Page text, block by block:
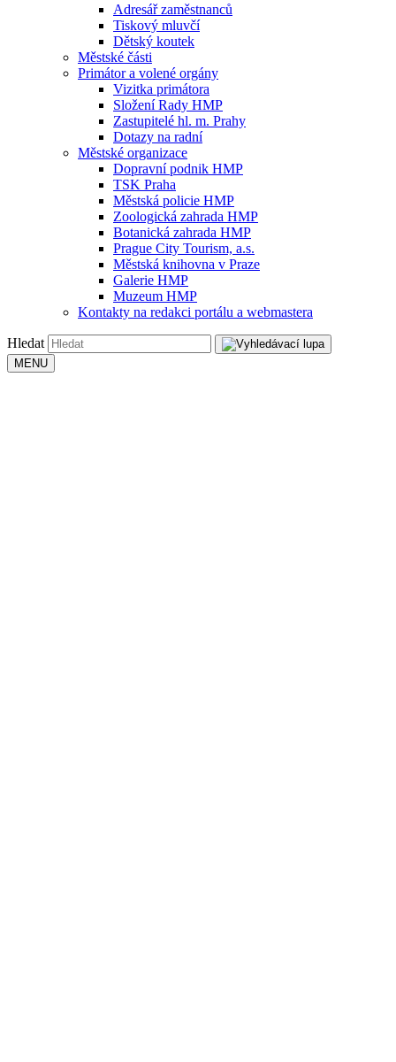
Adresář zaměstnanců
Tiskový mluvčí
Dětský koutek
Městské části
Primátor a volené orgány
Vizitka primátora
Složení Rady HMP
Zastupitelé hl. m. Prahy
Dotazy na radní
Městské organizace
Dopravní podnik HMP
TSK Praha
Městská policie HMP
Zoologická zahrada HMP
Botanická zahrada HMP
Prague City Tourism, a.s.
Městská knihovna v Praze
Galerie HMP
Muzeum HMP
Kontakty na redakci portálu a webmastera
Hledat
MENU